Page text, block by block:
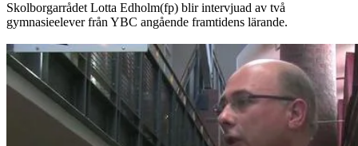
Skolborgarrådet Lotta Edholm(fp) blir intervjuad av två
gymnasieelever från YBC angående framtidens lärande.